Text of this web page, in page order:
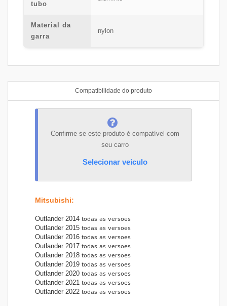
tubo
Material da
garra
nylon
Compatibilidade do produto
Confirme se este produto é compatível com
seu carro
Selecionar veiculo
Mitsubishi:
Outlander 2014
Outlander 2015
Outlander 2016
Outlander 2017
Outlander 2018
Outlander 2019
Outlander 2020
Outlander 2021
Outlander 2022